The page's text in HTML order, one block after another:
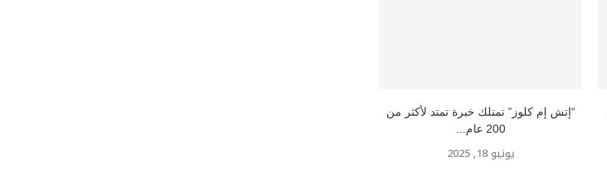
“إتش إم كلوز” تمتلك خبرة تمتد لأكثر من
200 عام...
يونيو 18, 2025